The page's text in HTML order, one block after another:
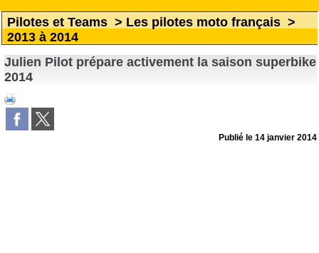
Pilotes et Teams > Les pilotes moto français >
2013 à 2014
Julien Pilot prépare activement la saison superbike
2014
Publié le14 janvier 2014